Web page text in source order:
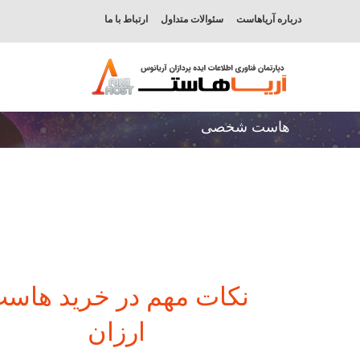
درباره آریاهاست سئوالات متداول ارتباط با ما
هاست شخصی
نکات مهم در خرید
ارزان